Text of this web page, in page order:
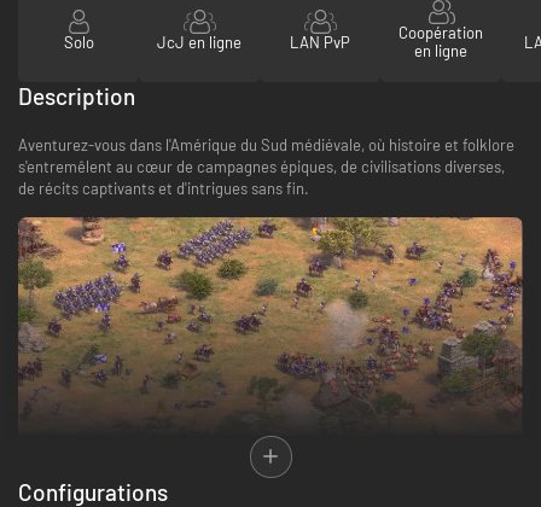
Solo JcJ en ligne LAN PvP
Coopération
en ligne
Description
Aventurez-vous dans l'Amérique du Sud médiévale, où histoire et folklore
s'entremêlent au cœur de campagnes épiques, de civilisations diverses,
de récits captivants et d'intrigues sans fin.
Configurations